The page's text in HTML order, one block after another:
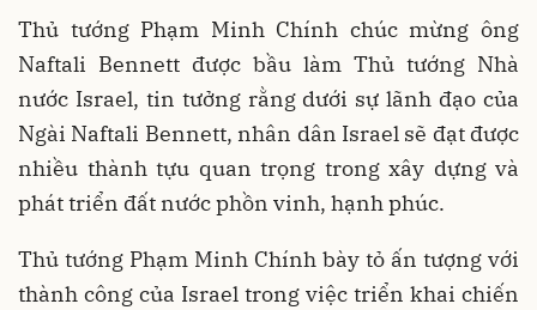
Thủ tướng Phạm Minh Chính chúc mừng ông
Naftali Bennett được bầu làm Thủ tướng Nhà
nước Israel, tin tưởng rằng dưới sự lãnh đạo của
Ngài Naftali Bennett, nhân dân Israel sẽ đạt được
nhiều thành tựu quan trọng trong xây dựng và
phát triển đất nước phồn vinh, hạnh phúc.
Thủ tướng Phạm Minh Chính bày tỏ ấn tượng với
thành công của Israel trong việc triển khai chiến